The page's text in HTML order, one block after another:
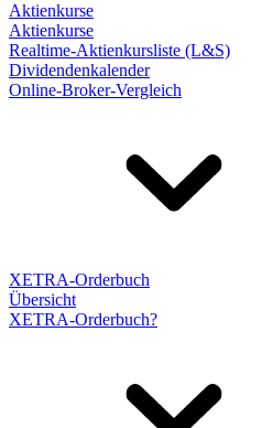
Aktienkurse
Aktienkurse
Realtime-Aktienkursliste (L&S)
Dividendenkalender
Online-Broker-Vergleich
XETRA-Orderbuch
Übersicht
XETRA-Orderbuch?